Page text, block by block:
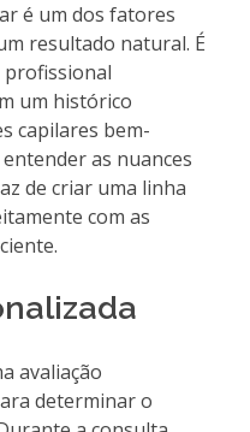
é um dos fatores
resultado natural. É
um histórico
capilares bem-
as nuances
de criar uma linha
com as
avaliação
determinar o